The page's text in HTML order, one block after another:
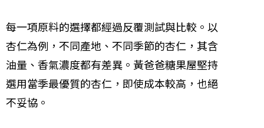
每一項原料的選擇都經過反覆測試與比較。以
杏仁為例，不同產地、不同季節的杏仁，其含
油量、香氣濃度都有差異。黃爸爸糖果屋堅持
選用當季最優質的杏仁，即使成本較高，也絕
不妥協。